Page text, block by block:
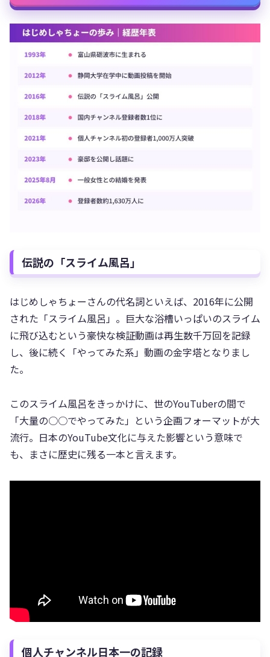
伝説の「スライム風呂」
はじめしゃちょーさんの代名詞といえば、2016年に公開
された「スライム風呂」。巨大な浴槽いっぱいのスライム
に飛び込むという豪快な検証動画は再生数千万回を記録
し、後に続く「やってみた系」動画の金字塔となりまし
た。
このスライム風呂をきっかけに、世のYouTuberの間で
「大量の○○でやってみた」という企画フォーマットが大
流行。日本のYouTube文化に与えた影響という意味で
も、まさに歴史に残る一本と言えます。
個人チャンネル日本一の記録